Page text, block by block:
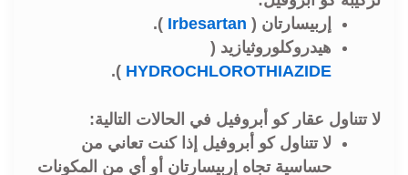
إربيسارتان ( Irbesartan
).
هيدروكلوروثيازيد (
HYDROCHLOROTHIAZIDE
).
لا تتناول عقار كو أبروفيل في الحالات التالية:
لا تتناول كو أبروفيل إذا كنت تعاني من
حساسية تجاه إربيسارتان أو أي من المكونات